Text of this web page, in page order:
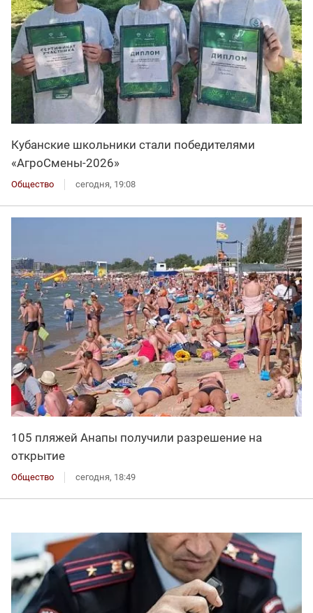
Кубанские школьники стали победителями
«АгроСмены-2026»
Общество сегодня, 19:08
105 пляжей Анапы получили разрешение на
открытие
Общество сегодня, 18:49